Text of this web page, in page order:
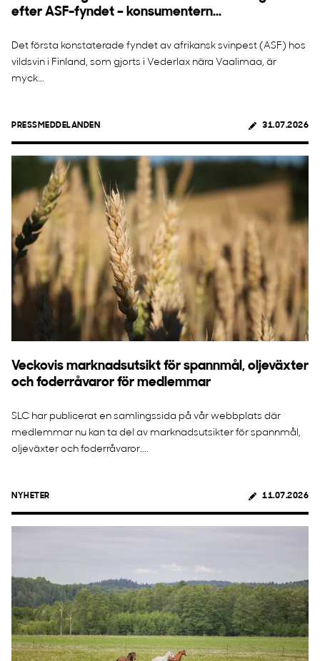
efter ASF-fyndet – konsumentern...
Det första konstaterade fyndet av afrikansk svinpest (ASF) hos
vildsvin i Finland, som gjorts i Vederlax nära Vaalimaa, är
myck...
PRESSMEDDELANDEN 31.07.2026
Veckovis marknadsutsikt för spannmål, oljeväxter
och foderråvaror för medlemmar
SLC har publicerat en samlingssida på vår webbplats där
medlemmar nu kan ta del av marknadsutsikter för spannmål,
oljeväxter och foderråvaror....
NYHETER 11.07.2026